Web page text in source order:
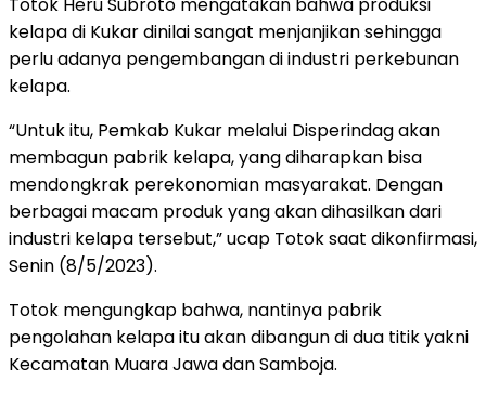
kelapa di Kukar dinilai sangat menjanjikan sehingga
perlu adanya pengembangan di industri perkebunan
kelapa.
“Untuk itu, Pemkab Kukar melalui Disperindag akan
membagun pabrik kelapa, yang diharapkan bisa
mendongkrak perekonomian masyarakat. Dengan
berbagai macam produk yang akan dihasilkan dari
industri kelapa tersebut,” ucap Totok saat dikonfirmasi,
Senin (8/5/2023).
Totok mengungkap bahwa, nantinya pabrik
pengolahan kelapa itu akan dibangun di dua titik yakni
Kecamatan Muara Jawa dan Samboja.